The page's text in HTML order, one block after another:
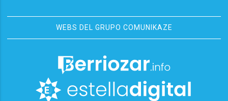
WEBS DEL GRUPO COMUNIKAZE